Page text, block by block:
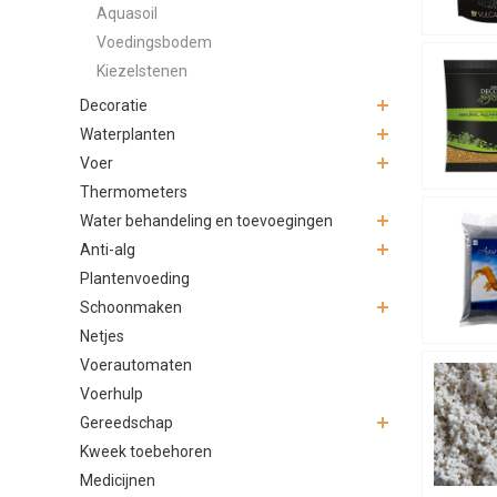
Aquasoil
Voedingsbodem
Kiezelstenen
Decoratie
Waterplanten
Voer
Thermometers
Water behandeling en toevoegingen
Anti-alg
Plantenvoeding
Schoonmaken
Netjes
Voerautomaten
Voerhulp
Gereedschap
Kweek toebehoren
Medicijnen
Zwart
elementen
Geschikt
Let bij